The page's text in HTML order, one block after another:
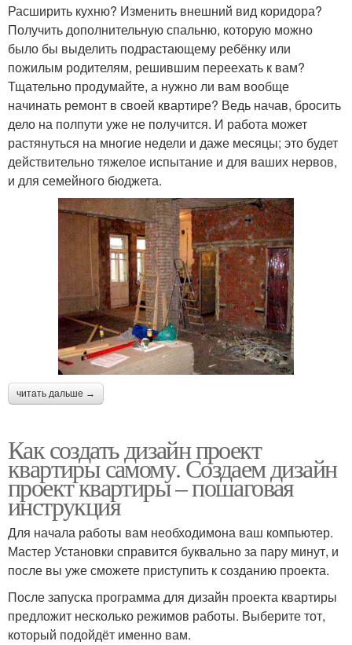
Расширить кухню? Изменить внешний вид коридора?
Получить дополнительную спальню, которую можно
было бы выделить подрастающему ребёнку или
пожилым родителям, решившим переехать к вам?
Тщательно продумайте, а нужно ли вам вообще
начинать ремонт в своей квартире? Ведь начав, бросить
дело на полпути уже не получится. И работа может
растянуться на многие недели и даже месяцы; это будет
действительно тяжелое испытание и для ваших нервов,
и для семейного бюджета.
читать дальше →
Как создать дизайн проект
квартиры самому. Создаем дизайн
проект квартиры – пошаговая
инструкция
Для начала работы вам необходимона ваш компьютер.
Мастер Установки справится буквально за пару минут, и
после вы уже сможете приступить к созданию проекта.
После запуска программа для дизайн проекта квартиры
предложит несколько режимов работы. Выберите тот,
который подойдёт именно вам.